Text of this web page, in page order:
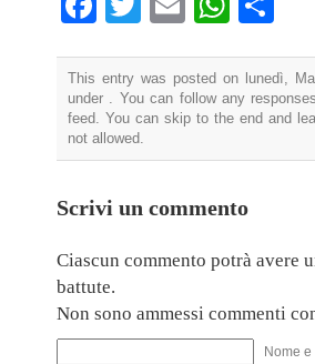
This entry was posted on lunedì,
under . You can follow any
feed. You can skip to the end and
not allowed.
Scrivi un commento
Ciascun commento potrà avere
battute.
Non sono ammessi commenti
Nome